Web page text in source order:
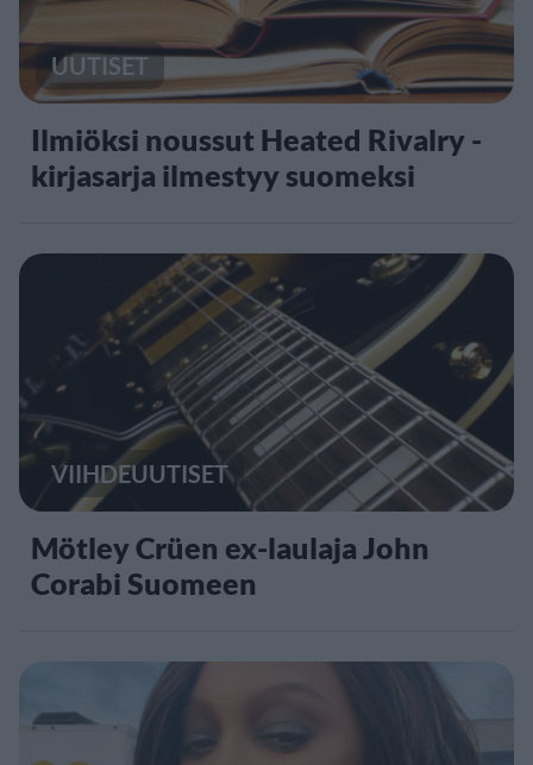
UUTISET
Ilmiöksi noussut Heated Rivalry -
kirjasarja ilmestyy suomeksi
VIIHDEUUTISET
Mötley Crüen ex-laulaja John
Corabi Suomeen